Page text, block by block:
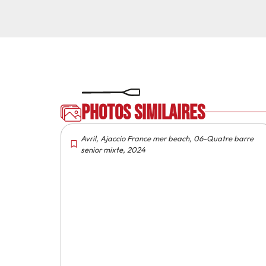
Photos similaires
Avril, Ajaccio France mer beach, 06-Quatre barre
senior mixte, 2024